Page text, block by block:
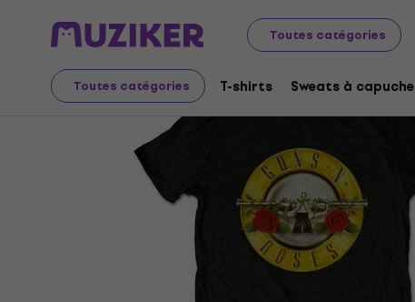
Toutes catégories
Toutes catégories T-shirts Sweats à capuche
Merch Produits musicaux T-shirts